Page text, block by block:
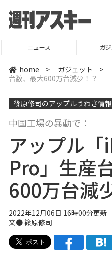
ニュース ガジ
home > ガジェット >
台数、最大600万台減少！？
篠原修司のアップルうわさ情
中国工場の暴動で：
アップル
Pro」生産
600万台減
2022年12月06日 16時00分更新
文● 篠原修司